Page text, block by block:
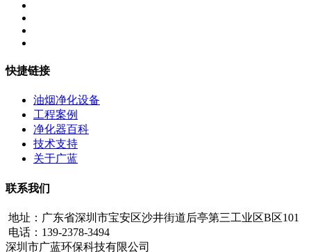
快捷链接
油烟净化设备
工程案例
净化器百科
技术支持
关于广蓝
联系我们
地址：广东省深圳市宝安区沙井街道后亭第三工业区B区101
电话：139-2378-3494
深圳市广蓝环保科技有限公司